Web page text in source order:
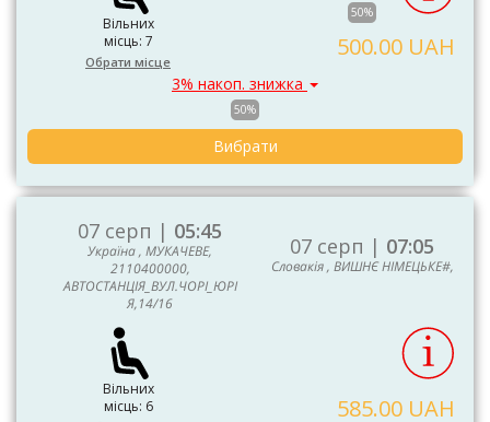
Вільних
місць: 7
Обрати місце
50%
500.00 UAH
3% накоп. знижка
50%
Вибрати
07 серп | 05:45
Україна , МУКАЧЕВЕ,
2110400000,
АВТОСТАНЦІЯ_ВУЛ.ЧОРІ_ЮРІ
Я,14/16
07 серп | 07:05
Словакія , ВИШНЄ НІМЕЦЬКЕ#,
Вільних
місць: 6
585.00 UAH